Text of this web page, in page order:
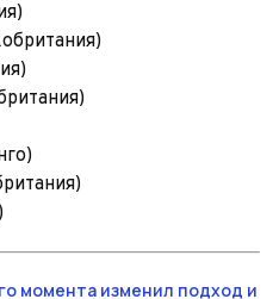
момента изменил подход и